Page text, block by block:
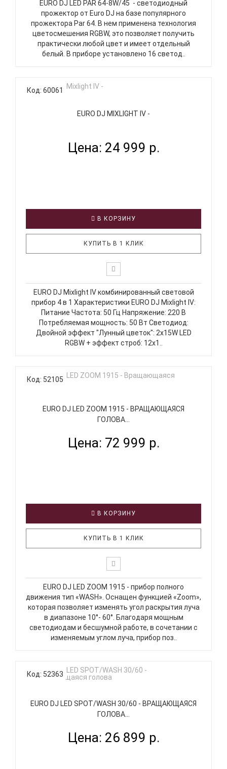
EURO DJ LED PAR 64-8W/45 - светодиодный
прожектор от Euro DJ на базе популярного
прожектора Par 64. В нем применена технология
цветосмешения RGBW, это позволяет получить
практически любой цвет и имеет отдельный
белый. В приборе установлено 16 светод..
Код: 60061
EURO DJ MIXLIGHT IV -
Цена: 24 999 р.
В КОРЗИНУ
КУПИТЬ В 1 КЛИК
EURO DJ Mixlight IV комбинированный световой
прибор 4 в 1 Характеристики EURO DJ Mixlight IV:
Питание Частота: 50 Гц Напряжение: 220 В
Потребляемая мощность: 50 Вт Светодиод:
Двойной эффект "Лунный цветок": 2х15W LED
RGBW + эффект строб: 12х1..
Код: 52105
EURO DJ LED ZOOM 1915 - ВРАЩАЮЩАЯСЯ
ГОЛОВА...
Цена: 72 999 р.
В КОРЗИНУ
КУПИТЬ В 1 КЛИК
EURO DJ LED ZOOM 1915 - прибор полного
движения тип «WASH». Оснащен функцией «Zoom»,
которая позволяет изменять угол раскрытия луча
в диапазоне 10°- 60°. Благодаря мощным
светодиодам и бесшумной работе, в сочетании с
изменяемым углом луча, прибор поз..
Код: 52363
EURO DJ LED SPOT/WASH 30/60 - ВРАЩАЮЩАЯСЯ
ГОЛОВА...
Цена: 26 899 р.